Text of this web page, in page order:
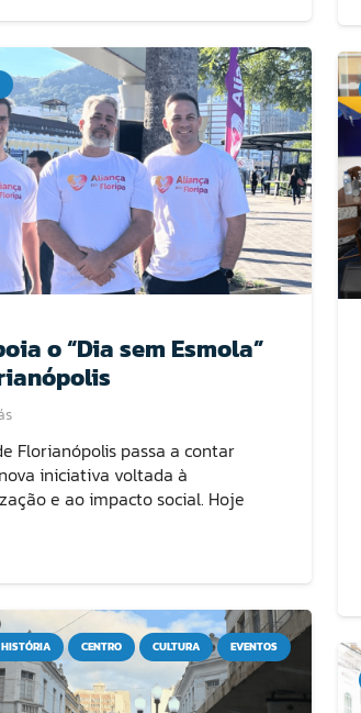
o “Dia sem Esmola”
Florianópolis passa a contar
iniciativa voltada à
e ao impacto social. Hoje
CENTRO CULTURA EVENTOS